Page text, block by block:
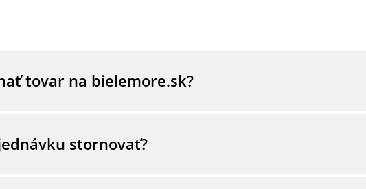
tovar na bielemore.sk?
svojich prihlasovacích údajov, zvolíte spôsob doručenia a
môžete sa počas priebehu objednávky registrovať.
stornovať?